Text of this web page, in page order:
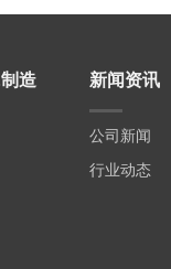
造 新闻资讯
公司新闻
行业动态